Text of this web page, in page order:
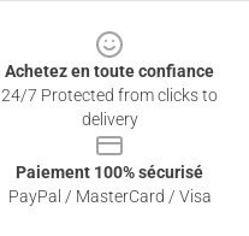
Achetez en toute confiance
24/7 Protected from clicks to
delivery
Paiement 100% sécurisé
PayPal / MasterCard / Visa